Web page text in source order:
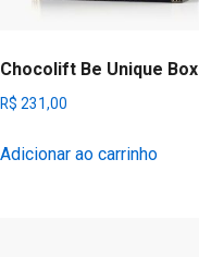
Chocolift Be Unique Box
R$ 231,00
Adicionar ao carrinho